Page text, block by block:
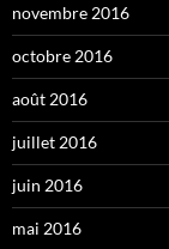
novembre 2016
octobre 2016
août 2016
juillet 2016
juin 2016
mai 2016